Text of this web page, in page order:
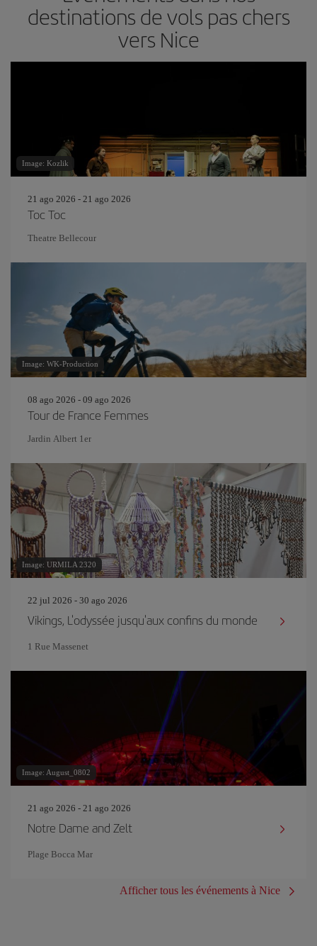
destinations de vols pas chers
vers Nice
Image: Kozlik
21 ago 2026 - 21 ago 2026
Toc Toc
Theatre Bellecour
Image: WK-Production
08 ago 2026 - 09 ago 2026
Tour de France Femmes
Jardin Albert 1er
Image: URMILA 2320
22 jul 2026 - 30 ago 2026
Vikings, L'odyssée jusqu'aux confins du monde
1 Rue Massenet
Image: August_0802
21 ago 2026 - 21 ago 2026
Notre Dame and Zelt
Plage Bocca Mar
Afficher tous les événements à Nice